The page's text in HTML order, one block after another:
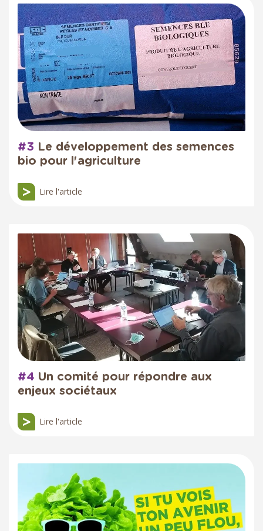
#3 Le développement des semences
bio pour l'agriculture
Lire l'article
#4 Un comité pour répondre aux
enjeux sociétaux
Lire l'article